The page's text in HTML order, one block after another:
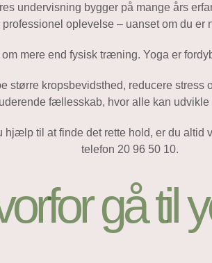
undervisning bygger på mange års
professionel oplevelse – uanset om du er
mere end fysisk træning. Yoga er
større kropsbevidsthed, reducere
fællesskab, hvor alle kan udvikle
til at finde det rette hold, er du altid
telefon 20 96 50 10.
gå til